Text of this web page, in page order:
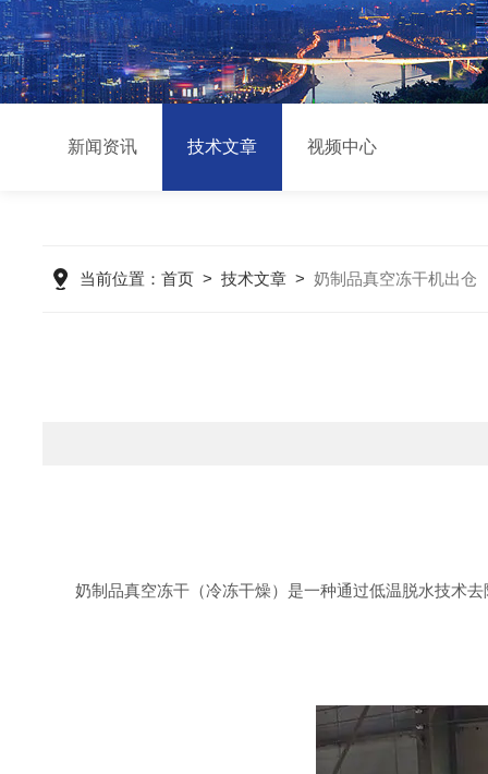
新闻资讯 技术文章 视频中心
当前位置： 首页 > 技术文章 > 奶制品真空冻干机出仓
奶制品真空冻干（冷冻干燥）是一种通过低温脱水技术